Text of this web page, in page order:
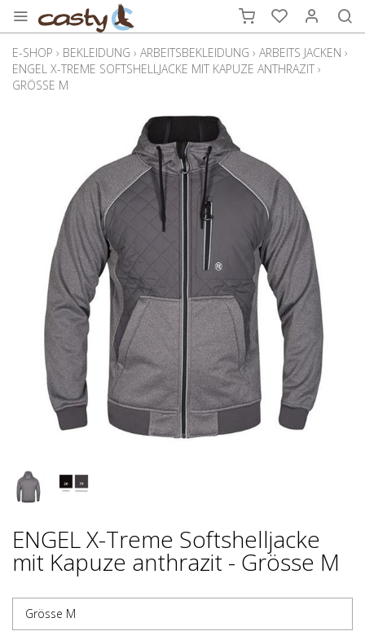
E-SHOP › BEKLEIDUNG › ARBEITSBEKLEIDUNG › ARBEITS JACKEN ›
ENGEL X-TREME SOFTSHELLJACKE MIT KAPUZE ANTHRAZIT ›
GRÖSSE M
ENGEL X-Treme Softshelljacke
mit Kapuze anthrazit - Grösse M
Grösse M